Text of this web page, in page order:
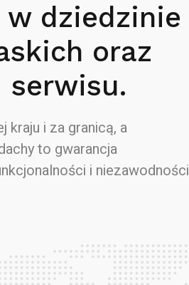
dziedzinie
oraz
serwisu.
kraju i za granicą, a
to gwarancja
i niezawodności